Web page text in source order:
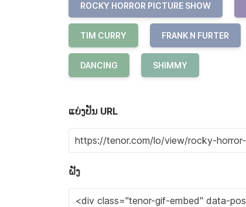
ROCKY HORROR PICTURE SHOW
TIM CURRY FRANK N FURTER
DANCING SHIMMY
ແບ່ງປັນ URL
ຝັງ